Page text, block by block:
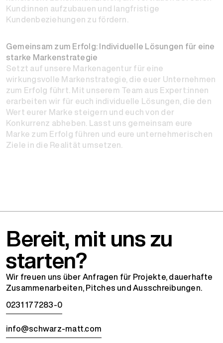
Kund:innen aufzubauen und langfristige
Kundenbeziehungen zu fördern.
Gemeinsam zum Erfolg: Individuelle Lösungen für eine
starke Marken­strategie
Setzt auf unsere Markenagentur für eine
wirkungsvolle Markenstrategie, die euer Unternehmen
zum Erfolg führt. Mit unserem Team aus Expert:innen
erarbeiten wir für euch individuelle Lösungen, die den
Wert eurer Marke steigern und euch von der
Konkurrenz abheben. Lasst uns gemeinsam eure
Marke zum Erfolg führen und eure unternehmerischen
Ziele in die Realität umsetzen.
Bereit, mit uns zu
starten?
Wir freuen uns über Anfragen für Projekte, dauerhafte
Zusammenarbeiten, Pitches und Ausschreibungen.
0231 177283-0
info@schwarz-matt.com